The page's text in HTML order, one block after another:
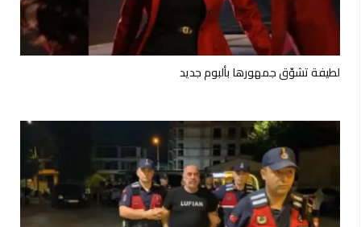
لطيفة تشوّق جمهورها بألبوم جديد